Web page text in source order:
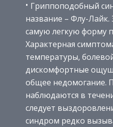
Гриппоподобный
название – Флу-Лайк.
самую легкую форму
Характерная
температуры,
дискомфортные
общее недомогание.
наблюдаются в
следует
синдром редко